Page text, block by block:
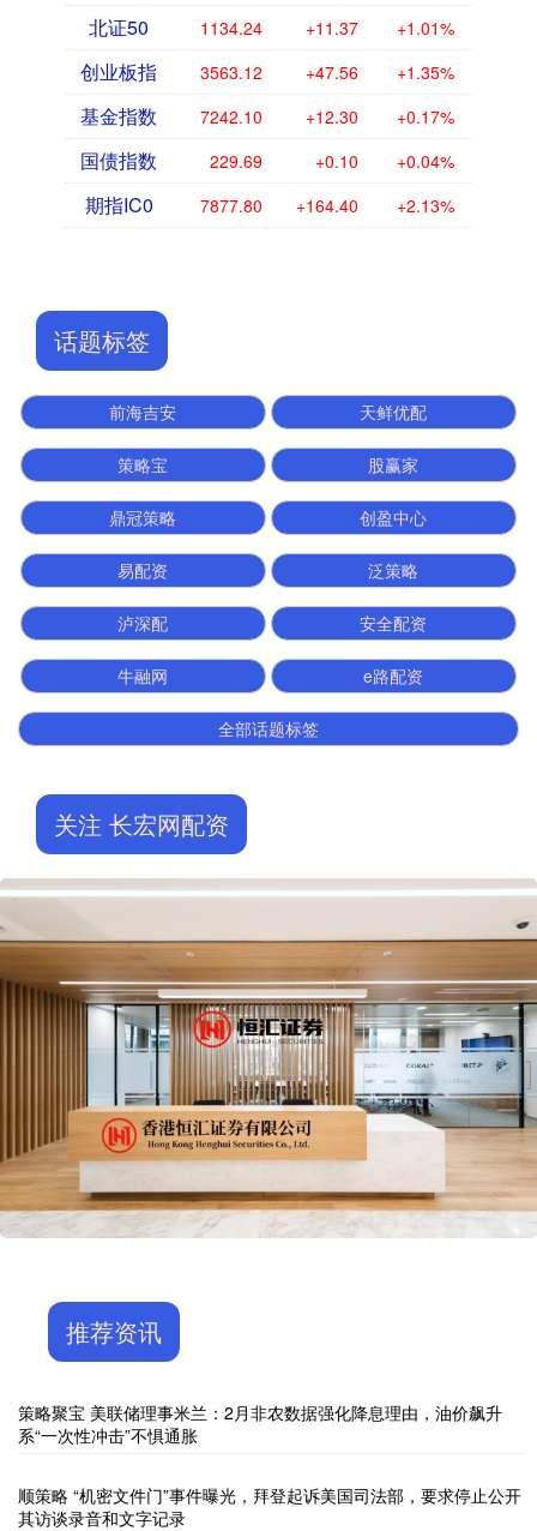
北证50 1134.24 +11.37 +1.01%
创业板指 3563.12 +47.56 +1.35%
基金指数 7242.10 +12.30 +0.17%
国债指数 229.69 +0.10 +0.04%
期指IC0 7877.80 +164.40 +2.13%
话题标签
前海吉安 天鲜优配
策略宝 股赢家
鼎冠策略 创盈中心
易配资 泛策略
泸深配 安全配资
牛融网 e路配资
全部话题标签
关注 长宏网配资
推荐资讯
策略聚宝 美联储理事米兰：2月非农数据强化降息理由，油价飙升
系“一次性冲击”不惧通胀
顺策略 “机密文件门”事件曝光，拜登起诉美国司法部，要求停止公开
其访谈录音和文字记录